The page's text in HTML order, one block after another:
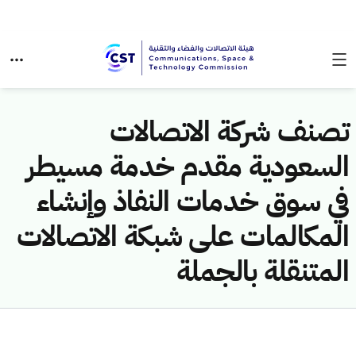
تصنف شركة الاتصالات
السعودية مقدم خدمة مسيطر
في سوق خدمات النفاذ وإنشاء
المكالمات على شبكة الاتصالات
المتنقلة بالجملة